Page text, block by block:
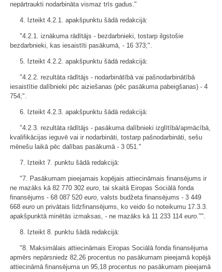
nepārtraukti nodarbināta vismaz trīs gadus."
4. Izteikt 4.2.1. apakšpunktu šādā redakcijā:
"4.2.1. iznākuma rādītājs - bezdarbnieki, tostarp ilgstošie
bezdarbnieki, kas iesaistīti pasākumā, - 16 373;".
5. Izteikt 4.2.2. apakšpunktu šādā redakcijā:
"4.2.2. rezultāta rādītājs - nodarbinātībā vai pašnodarbinātībā
iesaistītie dalībnieki pēc aiziešanas (pēc pasākuma pabeigšanas) - 4
754;".
6. Izteikt 4.2.3. apakšpunktu šādā redakcijā:
"4.2.3. rezultāta rādītājs - pasākuma dalībnieki izglītībā/apmācībā,
kvalifikācijas ieguvē vai ir nodarbināti, tostarp pašnodarbināti, sešu
mēnešu laikā pēc dalības pasākumā - 3 051."
7. Izteikt 7. punktu šādā redakcijā:
"7. Pasākumam pieejamais kopējais attiecināmais finansējums ir
ne mazāks kā 82 770 302 euro, tai skaitā Eiropas Sociālā fonda
finansējums - 68 087 520 euro, valsts budžeta finansējums - 3 449
668 euro un privātais līdzfinansējums, ko veido šo noteikumu 17.3.3.
apakšpunktā minētās izmaksas, - ne mazāks kā 11 233 114 euro."".
8. Izteikt 8. punktu šādā redakcijā:
"8. Maksimālais attiecināmais Eiropas Sociālā fonda finansējuma
apmērs nepārsniedz 82,26 procentus no pasākumam pieejamā kopējā
attiecināmā finansējuma un 95,18 procentus no pasākumam pieejamā